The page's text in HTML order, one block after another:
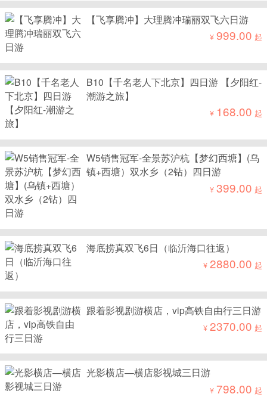
【飞享腾冲】大理腾冲瑞丽双飞六日游
¥999.00 起
B10【千名老人下北京】四日游 【夕阳红-
潮游之旅】
¥ 168.00 起
W5销售冠军-全景苏沪杭【梦幻西塘】(乌
镇+西塘）双水乡（2钻）四日游
¥399.00 起
海底捞真双飞6日（临沂海口往返）
¥2880.00 起
跟着影视剧游横店，vip高铁自由行三日游
¥2370.00 起
光影横店—横店影视城三日游
¥ 798.00 起